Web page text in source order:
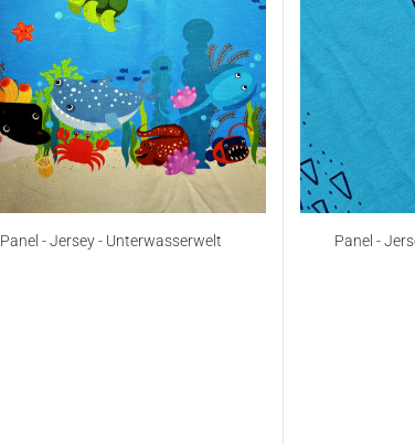
Panel - Jersey - Unterwasserwelt
Panel -